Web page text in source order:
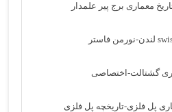
معماری برج پیر علمدار
گشتالت-اختصاصی
پل فلزی-تاریخچه پل فلزی